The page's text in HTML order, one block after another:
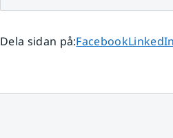
Dela sidan på:Dela sidan på
FacebookDela
LinkedIn